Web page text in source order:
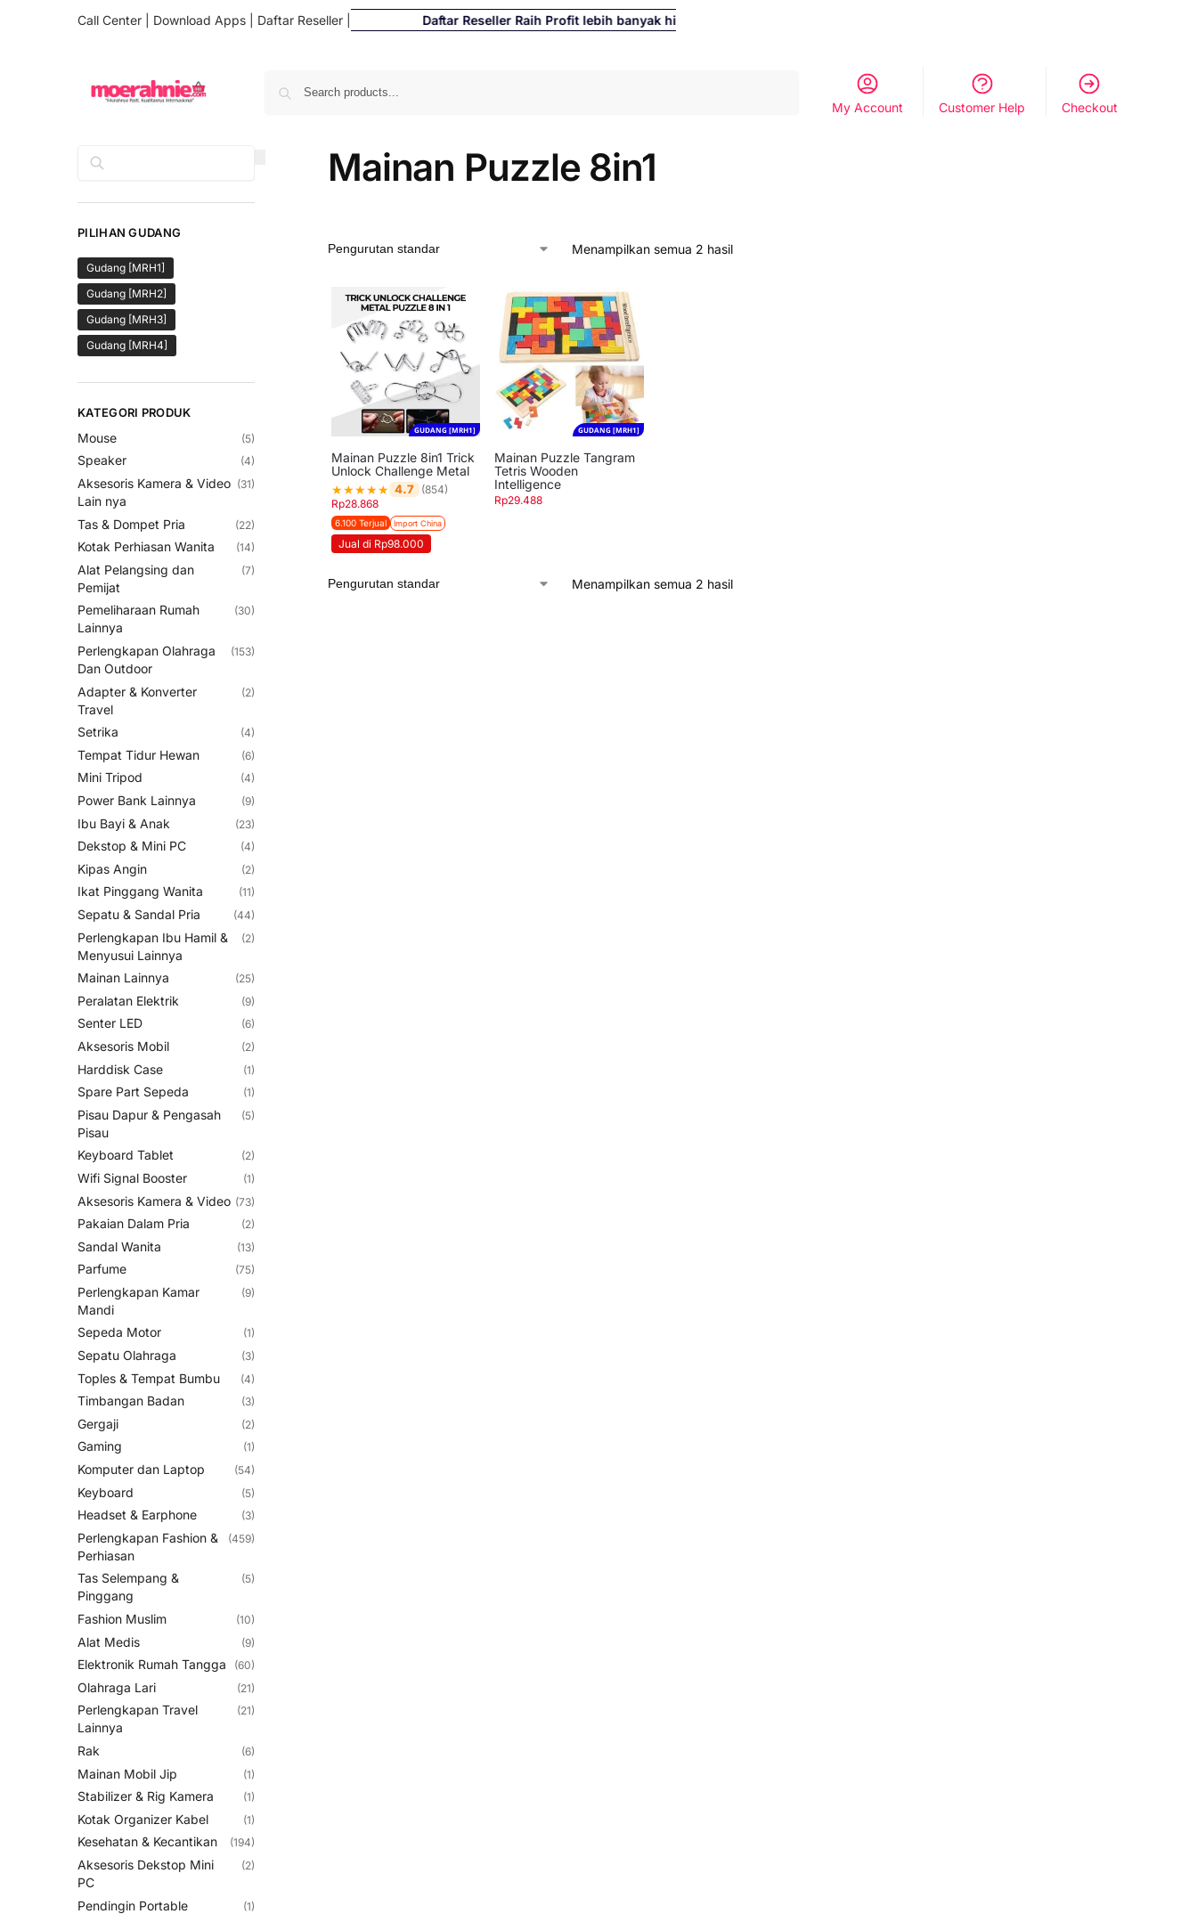
Call Center Download Apps Daftar Reseller Daftar Reseller Raih Profit lebih banyak hingga 500%
My Account Customer Help Checkout
Mainan Puzzle 8in1
Menampilkan semua 2 hasil
GUDANG [MRH1]
Mainan Puzzle 8in1 Trick
Unlock Challenge Metal
★★★★★ 4.7
(854)
Rp28.868
6.100 Terjual Import China
Jual di Rp98.000
GUDANG [MRH1]
Mainan Puzzle Tangram
Tetris Wooden
Intelligence
Rp29.488
Menampilkan semua 2 hasil
PILIHAN GUDANG
Gudang [MRH1]
Gudang [MRH2]
Gudang [MRH3]
Gudang [MRH4]
KATEGORI PRODUK
Mouse (5)
Speaker (4)
Aksesoris Kamera & Video
Lain nya
(31)
Tas & Dompet Pria (22)
Kotak Perhiasan Wanita (14)
Alat Pelangsing dan
Pemijat
(7)
Pemeliharaan Rumah
Lainnya
(30)
Perlengkapan Olahraga
Dan Outdoor
(153)
Adapter & Konverter
Travel
(2)
Setrika (4)
Tempat Tidur Hewan (6)
Mini Tripod (4)
Power Bank Lainnya (9)
Ibu Bayi & Anak (23)
Dekstop & Mini PC (4)
Kipas Angin (2)
Ikat Pinggang Wanita (11)
Sepatu & Sandal Pria (44)
Perlengkapan Ibu Hamil &
Menyusui Lainnya
(2)
Mainan Lainnya (25)
Peralatan Elektrik (9)
Senter LED (6)
Aksesoris Mobil (2)
Harddisk Case (1)
Spare Part Sepeda (1)
Pisau Dapur & Pengasah
Pisau
(5)
Keyboard Tablet (2)
Wifi Signal Booster (1)
Aksesoris Kamera & Video (73)
Pakaian Dalam Pria (2)
Sandal Wanita (13)
Parfume (75)
Perlengkapan Kamar
Mandi
(9)
Sepeda Motor (1)
Sepatu Olahraga (3)
Toples & Tempat Bumbu (4)
Timbangan Badan (3)
Gergaji (2)
Gaming (1)
Komputer dan Laptop (54)
Keyboard (5)
Headset & Earphone (3)
Perlengkapan Fashion &
Perhiasan
(459)
Tas Selempang &
Pinggang
(5)
Fashion Muslim (10)
Alat Medis (9)
Elektronik Rumah Tangga (60)
Olahraga Lari (21)
Perlengkapan Travel
Lainnya
(21)
Rak (6)
Mainan Mobil Jip (1)
Stabilizer & Rig Kamera (1)
Kotak Organizer Kabel (1)
Kesehatan & Kecantikan (194)
Aksesoris Dekstop Mini
PC
(2)
Pendingin Portable (1)